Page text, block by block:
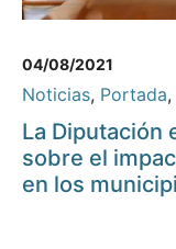
04/08/2021
Noticias, Portada,
La Diputación
sobre el
en los